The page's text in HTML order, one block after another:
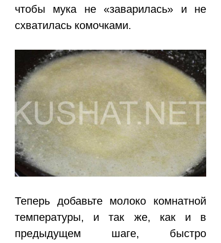
чтобы мука не «заварилась» и не
схватилась комочками.
Теперь добавьте молоко комнатной
температуры, и так же, как и в
предыдущем шаге, быстро